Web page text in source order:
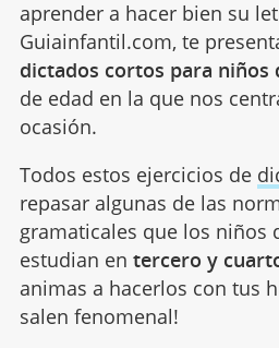
aprender a hacer bien su
Guiainfantil.com, te
dictados cortos para niños
de edad en la que nos
ocasión.
Todos estos ejercicios de
repasar algunas de las
gramaticales que los niños
estudian en tercero y
animas a hacerlos con tus
salen fenomenal!